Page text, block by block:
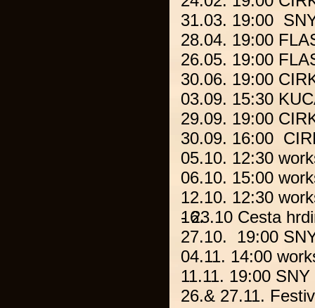
31.03. 19:00
28.04. 19:00
26.05. 19:00
30.06. 19:00
03.09. 15:30
29.09. 19:00
30.09. 16:00
05.10. 12:30
06.10. 15:00
12.10. 12:30
- 23.10 Cesta
27.10. 19:00
04.11. 14:00
11.11. 19:00 SNY
26.& 27.11.
16.